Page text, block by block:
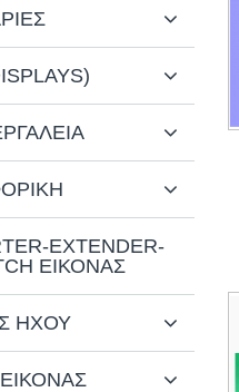
EXTENDER-
ΕΙΚΟΝΑΣ
ΗΧΟΥ